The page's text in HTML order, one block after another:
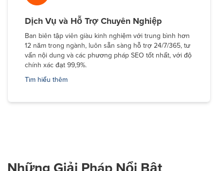
Dịch Vụ và Hỗ Trợ Chuyên Nghiệp
Ban biên tập viên giàu kinh nghiệm với trung bình hơn
12 năm trong ngành, luôn sẵn sàng hỗ trợ 24/7/365, tư
vấn nội dung và các phương pháp SEO tốt nhất, với độ
chính xác đạt 99,9%.
Tìm hiểu thêm